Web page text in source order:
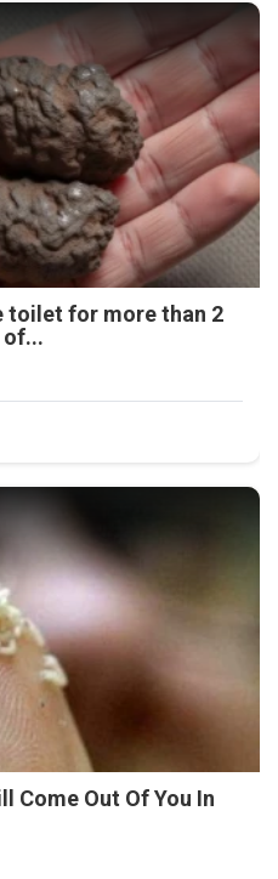
toilet for more than 2
Come Out Of You In